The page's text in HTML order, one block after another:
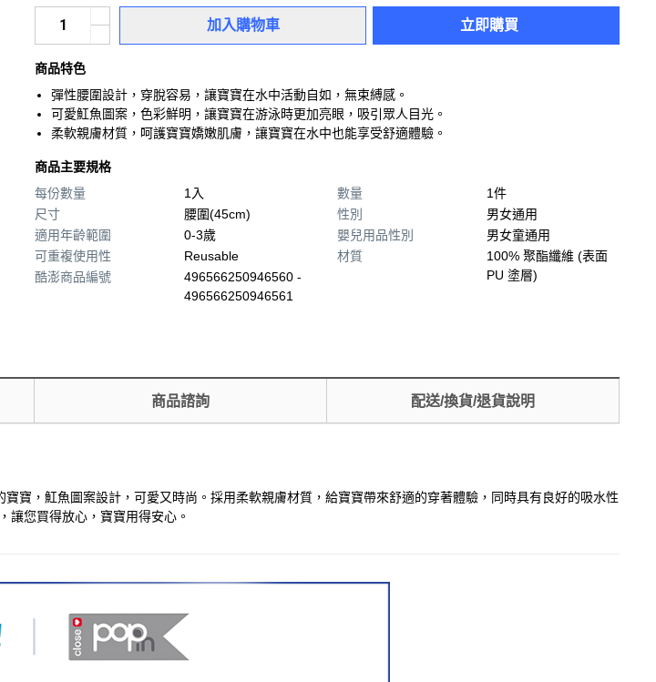
加入購物車 立即購買
商品特色
彈性腰圍設計，穿脫容易，讓寶寶在水中活動自如，無束縛感。
可愛魟魚圖案，色彩鮮明，讓寶寶在游泳時更加亮眼，吸引眾人目光。
柔軟親膚材質，呵護寶寶嬌嫩肌膚，讓寶寶在水中也能享受舒適體驗。
商品主要規格
每份數量
1入
尺寸
腰圍(45cm)
適用年齡範圍
0-3歲
可重複使用性
Reusable
酷澎商品編號
496566250946560 -
496566250946561
數量
1件
性別
男女通用
嬰兒用品性別
男女童通用
材質
100% 聚酯纖維 (表面
PU 塗層)
商品諮詢 配送/換貨/退貨說明
寶，魟魚圖案設計，可愛又時尚。採用柔軟親膚材質，給寶寶帶來舒適的穿著體驗，同時具有良好的吸水性
讓您買得放心，寶寶用得安心。